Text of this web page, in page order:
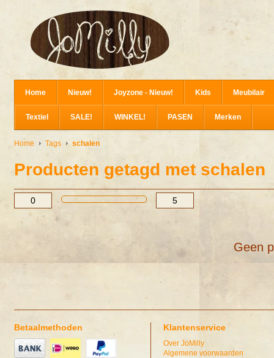
Home Nieuw! Joyzone - Nieuw! Kids Meubilair
Textiel SALE! WINKEL! PASEN Merken
Home Tags schalen
Producten getagd met schalen
Geen
Betaalmethoden Klantenservice
Over JoMilly
Algemene voorwaarden